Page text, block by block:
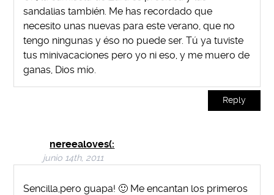
sandalias también. Me has recordado que
necesito unas nuevas para este verano, que no
tengo ningunas y éso no puede ser. Tú ya tuviste
tus minivacaciones pero yo ni eso, y me muero de
ganas, Dios mío.
Reply
nereealoves(:
junio 14th, 2011
Sencilla,pero guapa! 🙂 Me encantan los primeros